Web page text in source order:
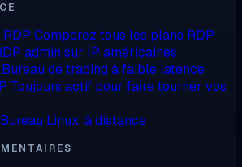
Comparez tous les plans RDP
admin sur IP américaines
Bureau de trading à faible latence
Toujours actif pour faire tourner vos
Bureau Linux, à distance